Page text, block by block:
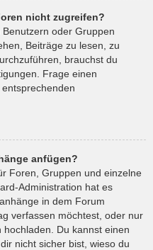
nicht zugreifen?
oder Gruppen
Beiträge zu lesen, zu
brauchst du
Frage einen
anfügen?
Foren, Gruppen und einzelne
Administration hat es
in dem Forum
verfassen möchtest, oder nur
Du kannst einen
nicht sicher bist, wieso du